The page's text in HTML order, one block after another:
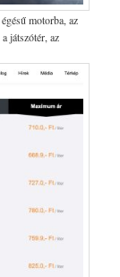
motorba, az
játszótér, az